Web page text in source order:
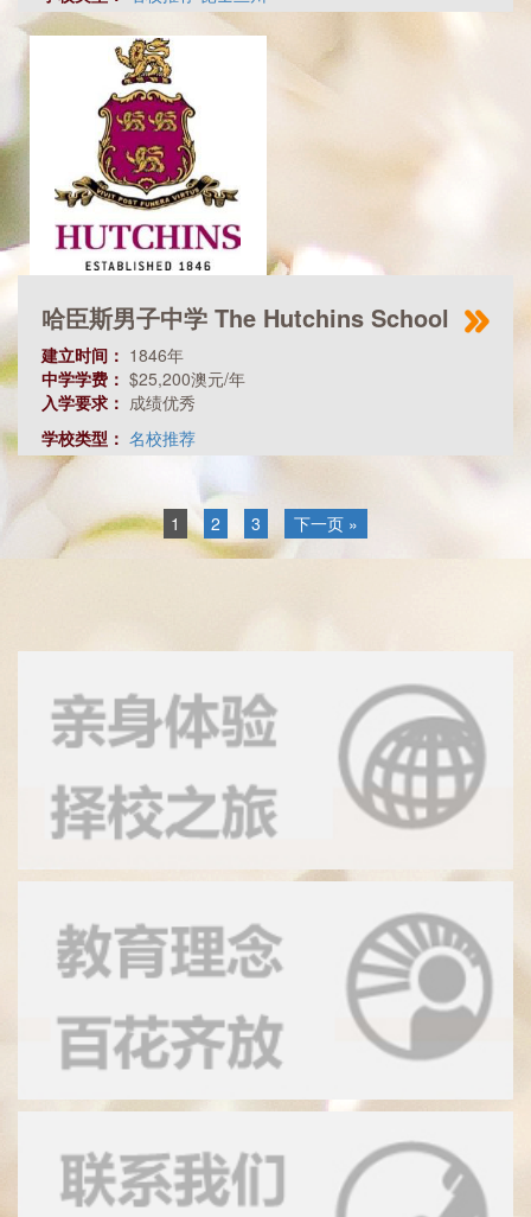
哈臣斯男子中学 The Hutchins School
建立时间： 1846年
中学学费： $25,200澳元/年
入学要求： 成绩优秀
学校类型： 名校推荐
1 2 3 下一页 »